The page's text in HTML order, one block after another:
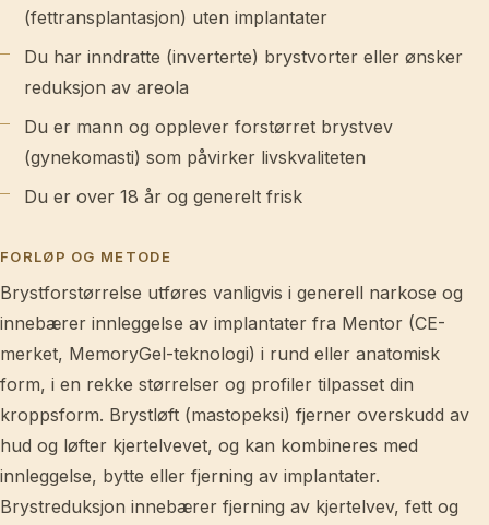
(fettransplantasjon) uten implantater
Du har inndratte (inverterte) brystvorter eller ønsker
reduksjon av areola
Du er mann og opplever forstørret brystvev
(gynekomasti) som påvirker livskvaliteten
Du er over 18 år og generelt frisk
FORLØP OG METODE
Brystforstørrelse utføres vanligvis i generell narkose og
innebærer innleggelse av implantater fra Mentor (CE-
merket, MemoryGel-teknologi) i rund eller anatomisk
form, i en rekke størrelser og profiler tilpasset din
kroppsform. Brystløft (mastopeksi) fjerner overskudd av
hud og løfter kjertelvevet, og kan kombineres med
innleggelse, bytte eller fjerning av implantater.
Brystreduksjon innebærer fjerning av kjertelvev, fett og